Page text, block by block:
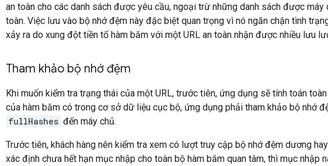
an toàn cho các danh sách được yêu cầu, ngoại trừ những danh sách được
toàn. Việc lưu vào bộ nhớ đệm này đặc biệt quan trọng vì nó ngăn chặn tình
xảy ra do xung đột tiền tố hàm băm với một URL an toàn nhận được nhiều lưu
Tham khảo bộ nhớ đệm
Khi muốn kiểm tra trạng thái của một URL, trước tiên, ứng dụng sẽ tính toán
của hàm băm có trong cơ sở dữ liệu cục bộ, ứng dụng phải tham khảo bộ nhớ
fullHashes đến máy chủ.
Trước tiên, khách hàng nên kiểm tra xem có lượt truy cập bộ nhớ đệm dương
xác định chưa hết hạn mục nhập cho toàn bộ hàm băm quan tâm, thì mục nhập